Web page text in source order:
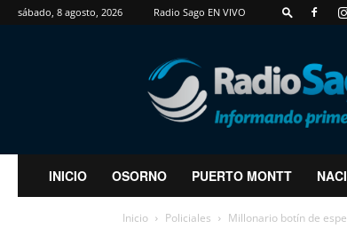
sábado, 8 agosto, 2026 Radio Sago EN VIVO
RadioSago
INICIO OSORNO PUERTO MONTT
Inicio Policiales Millonario botín de